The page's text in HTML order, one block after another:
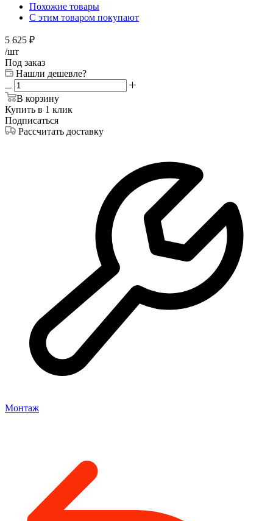
Похожие товары
С этим товаром покупают
5 625 ₽
/шт
Под заказ
Нашли дешевле?
В корзину
Купить в 1 клик
Подписаться
Рассчитать доставку
Монтаж